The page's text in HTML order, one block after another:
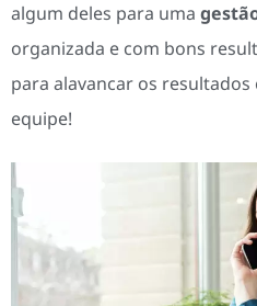
algum deles para uma
organizada e com bons
para alavancar os
equipe!